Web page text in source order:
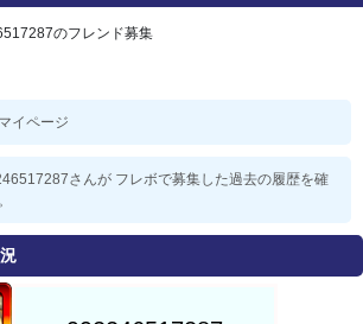
のフレンド募集
イページ
さんが フレボで募集した過去の履歴を確